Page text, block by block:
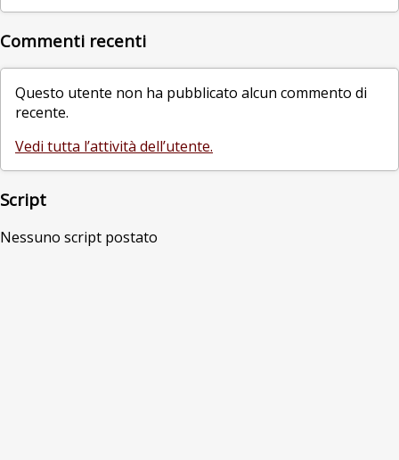
Commenti recenti
Questo utente non ha pubblicato alcun commento di
recente.
Vedi tutta l’attività dell’utente.
Script
Nessuno script postato